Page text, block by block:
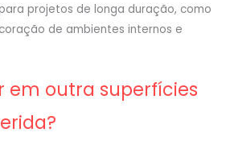
projetos de longa duração, como
de ambientes internos e
em outra superfícies